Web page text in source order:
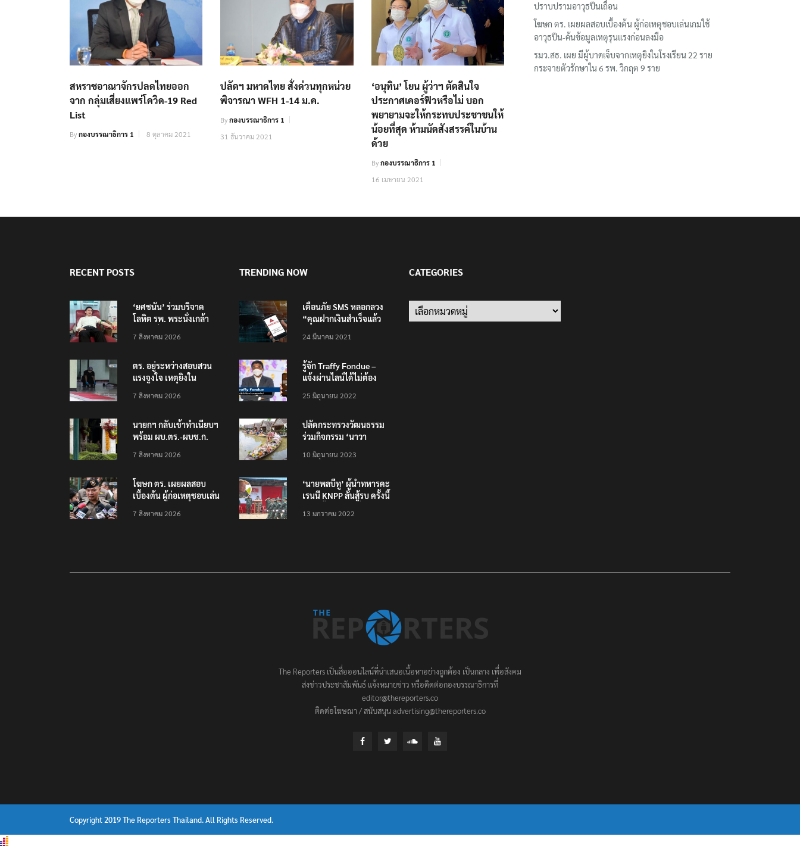
สหราชอาณาจักรปลดไทยออก
จาก กลุ่มเสี่ยงแพร่โควิด-19 Red
List
Byกองบรรณาธิการ 1 8 ตุลาคม 2021
ปลัดฯ มหาดไทย สั่งด่วนทุกหน่วย
พิจารณา WFH 1-14 ม.ค.
Byกองบรรณาธิการ 1
31 ธันวาคม 2021
‘อนุทิน’ โยน ผู้ว่าฯ ตัดสินใจ
ประกาศเคอร์ฟิวหรือไม่ บอก
พยายามจะให้กระทบประชาชนให้
น้อยที่สุด ห้ามนัดสังสรรค์ในบ้าน
ด้วย
Byกองบรรณาธิการ 1
16 เมษายน 2021
ปราบปรามอาวุธปืนเถื่อน
โฆษก ตร. เผยผลสอบเบื้องต้น ผู้ก่อเหตุชอบเล่นเกมใช้
อาวุธปืน-ค้นข้อมูลเหตุรุนแรงก่อนลงมือ
รมว.สธ. เผย มีผู้บาดเจ็บจากเหตุยิงในโรงเรียน 22 ราย
กระจายตัวรักษาใน 6 รพ. วิกฤต 9 ราย
RECENT POSTS
‘ยศชนัน’ ร่วมบริจาค
โลหิต รพ. พระนั่งเกล้า
เทพศิรินทร์ นนทบุรี
7 สิงหาคม 2026
ตร. อยู่ระหว่างสอบสวน
แรงจูงใจ เหตุยิงใน
นนทบุรี พบเด็กก่อเหตุ
7 สิงหาคม 2026
นายกฯ กลับเข้าทำเนียบฯ
พร้อม ผบ.ตร.-ผบช.ก.
ปืนเถื่อน
7 สิงหาคม 2026
โฆษก ตร. เผยผลสอบ
เบื้องต้น ผู้ก่อเหตุชอบเล่น
เหตุรุนแรงก่อนลงมือ
7 สิงหาคม 2026
TRENDING NOW
เตือนภัย SMS หลอกลวง
“คุณฝากเงินสำเร็จแล้ว
200,000 บาท”
24 มีนาคม 2021
รู้จัก Traffy Fondue –
แจ้งผ่านไลน์ได้ไม่ต้อง
ทั่วไทย ไม่ใช่แค่ในกรุง
25 มิถุนายน 2022
ปลัดกระทรวงวัฒนธรรม
ร่วมกิจกรรม ‘นาวา
ตักบาตรทางน้ำ
10 มิถุนายน 2023
‘นายพลบีทู’ ผู้นำทหารคะ
เรนนี KNPP ลั่นสู้รบ ครั้งนี้
ประชาชนต้องชนะ
13 มกราคม 2022
CATEGORIES
Categories
The Reporters เป็นสื่อออนไลน์ที่นำเสนอเนื้อหาอย่างถูกต้อง เป็นกลาง เพื่อสังคม
ส่งข่าวประชาสัมพันธ์ แจ้งหมายข่าว หรือติดต่อกองบรรณาธิการที่
editor@thereporters.co
ติดต่อโฆษณา / สนับสนุน advertising@thereporters.co
Copyright 2019 The Reporters Thailand. All Rights Reserved.